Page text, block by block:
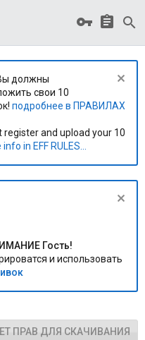
должны
свои 10
подробнее в ПРАВИЛАХ
and upload your 10
in EFF RULES...
Гость!
и использовать
ПРАВ ДЛЯ СКАЧИВАНИЯ